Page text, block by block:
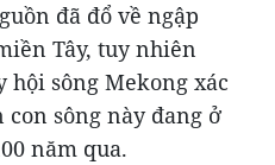
đã đổ về ngập
Tây, tuy nhiên
hội sông Mekong xác
sông này đang ở
năm qua.